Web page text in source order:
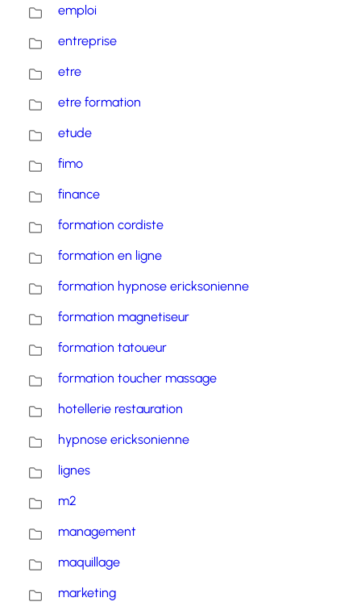
emploi
entreprise
etre
etre formation
etude
fimo
finance
formation cordiste
formation en ligne
formation hypnose ericksonienne
formation magnetiseur
formation tatoueur
formation toucher massage
hotellerie restauration
hypnose ericksonienne
lignes
m2
management
maquillage
marketing